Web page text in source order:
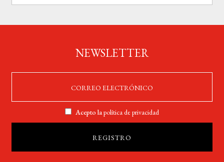
NEWSLETTER
Acepto lapolítica de privacidad